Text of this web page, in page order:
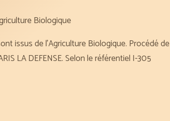
Biologique
issus de l’Agriculture Biologique. Procédé de
LA DEFENSE. Selon le référentiel I-305